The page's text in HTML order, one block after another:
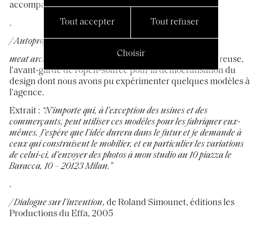
accompagne à chaque traversée de l'atlantique.
.
/Autoprogettazione ?, de Enzo Mari,Corraini edizioni
meat architectures
Une démarche éminemment généreuse,
l'avant-garde de l'open-source pour la démocratisation du
design dont nous avons pu expérimenter quelques modèles à
l'agence.
Extrait : “N’importe qui, à l’exception des usines et des
commerçants, peut utiliser ces modèles pour les fabriquer eux-
mêmes. J’espère que l’idée durera dans le futur et je demande à
ceux qui construisent le mobilier, et en particulier les variations
de celui-ci, d’envoyer des photos à mon studio au 10 piazza le
Baracca, 10 – 20123 Milan.”
.
/Dialogue sur l’invention, de Roland Simounet, éditions les
Productions du Effa, 2005
Tout accepter Tout refuser
Choisir